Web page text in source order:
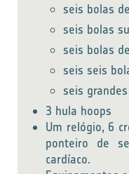
seis bolas
seis bolas
seis bolas
seis seis
seis
3 hula hoops
Um relógio, 6
ponteiro de
cardíaco.